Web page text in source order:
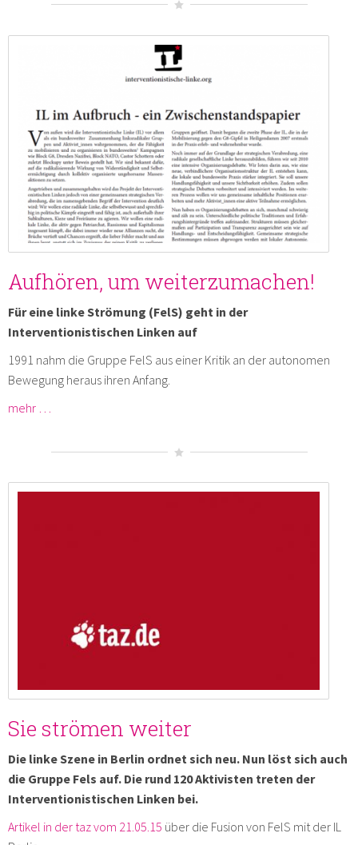
Aufhören, um weiterzumachen!
Für eine linke Strömung (FelS) geht in der
Interventionistischen Linken auf
1991 nahm die Gruppe FelS aus einer Kritik an der autonomen
Bewegung heraus ihren Anfang.
mehr …
Sie strömen weiter
Die linke Szene in Berlin ordnet sich neu. Nun löst sich auch
die Gruppe Fels auf. Die rund 120 Aktivisten treten der
Interventionistischen Linken bei.
Artikel in der taz vom 21.05.15 über die Fusion von FelS mit der IL